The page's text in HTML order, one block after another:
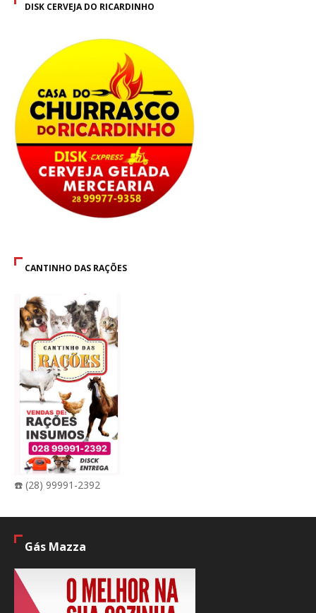
DISK CERVEJA DO RICARDINHO
CANTINHO DAS RAÇÕES
☎️ (28) 99991-2392
Gás Mazza